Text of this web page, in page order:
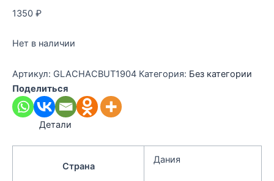
1350 ₽
Нет в наличии
Артикул: GLACHACBUT1904 Категория: Без категории
Поделиться
Детали
Страна
Дания